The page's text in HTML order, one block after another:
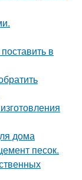
в
дома
песок.